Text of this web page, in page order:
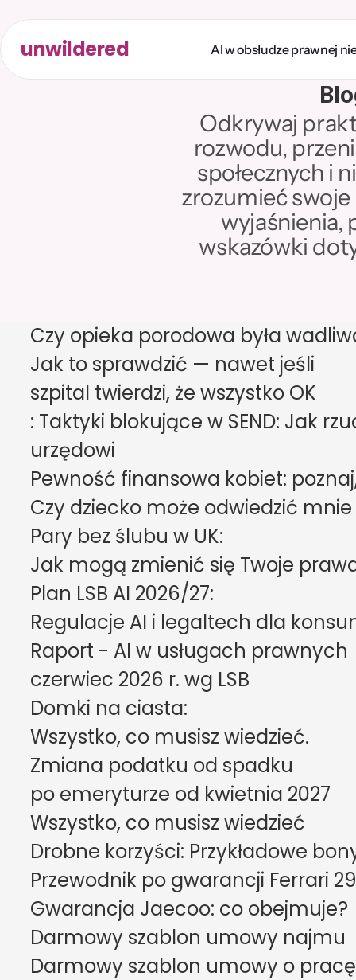
unwildered AI w obsłudze prawnej
Odkrywaj
rozwodu,
społecznych i
zrozumieć swoje
wyjaśnienia,
wskazówki
Czy opieka porodowa była
Jak to sprawdzić — nawet jeśli
szpital twierdzi, że wszystko OK
: Taktyki blokujące w SEND: Jak
urzędowi
Pewność finansowa kobiet:
Czy dziecko może odwiedzić
Pary bez ślubu w UK:
Jak mogą zmienić się Twoje
Plan LSB AI 2026/27:
Regulacje AI i legaltech dla
Raport - AI w usługach prawnych
czerwiec 2026 r. wg LSB
Domki na ciasta:
Wszystko, co musisz wiedzieć.
Zmiana podatku od spadku
po emeryturze od kwietnia 2027
Wszystko, co musisz wiedzieć
Drobne korzyści: Przykładowe
Przewodnik po gwarancji Ferrari
Gwarancja Jaecoo: co obejmuje?
Darmowy szablon umowy najmu
Darmowy szablon umowy o